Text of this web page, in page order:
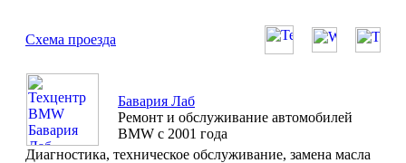
Схема проезда
Бавария Лаб
Ремонт и обслуживание автомобилей
BMW с 2001 года
Диагностика, техническое обслуживание, замена масла